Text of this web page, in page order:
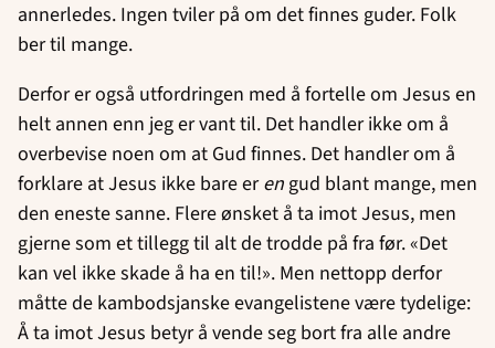
annerledes. Ingen tviler på om det finnes guder. Folk
ber til mange.
Derfor er også utfordringen med å fortelle om Jesus en
helt annen enn jeg er vant til. Det handler ikke om å
overbevise noen om at Gud finnes. Det handler om å
forklare at Jesus ikke bare erengud blant mange, men
den eneste sanne. Flere ønsket å ta imot Jesus, men
gjerne som et tillegg til alt de trodde på fra før. «Det
kan vel ikke skade å ha en til!». Men nettopp derfor
måtte de kambodsjanske evangelistene være tydelige:
Å ta imot Jesus betyr å vende seg bort fra alle andre